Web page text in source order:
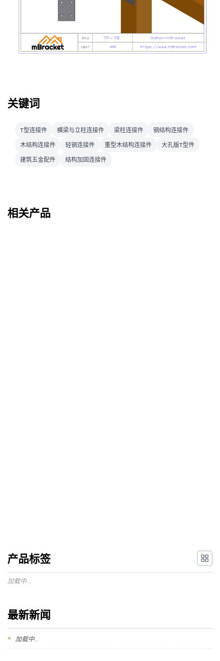
关键词
T型连接件 横梁与立柱连接件 梁柱连接件
钢结构连接件
木结构连接件
轻钢连接件 重型木结构连接件
大孔版T型件
建筑五金配件
结构加固连接件
相关产品
产品标签
加载中...
最新新闻
加载中...